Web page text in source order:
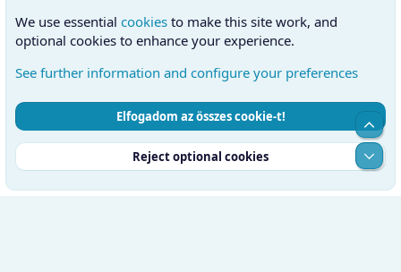
Hungarian (HU)
Kapcsolatfelvétel
Feltételek és szabályok
Adatvédelmi szabályzat
Súgó
Kezdőlap
RSS
We use essential cookies to make this site work, and
optional cookies to enhance your experience.
See further information and configure your preferences
Elfogadom az összes cookie-t!
Reject optional cookies
Top
Alul